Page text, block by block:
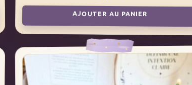
AJOUTER AU PANIER